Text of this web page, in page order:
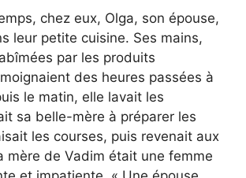
chez eux, Olga, son épouse,
leur petite cuisine. Ses mains,
par les produits
des heures passées à
le matin, elle lavait les
sa belle-mère à préparer les
les courses, puis revenait aux
mère de Vadim était une femme